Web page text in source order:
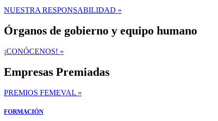
NUESTRA RESPONSABILIDAD »
Órganos de gobierno y equipo humano
¡CONÓCENOS! »
Empresas Premiadas
PREMIOS FEMEVAL »
FORMACIÓN